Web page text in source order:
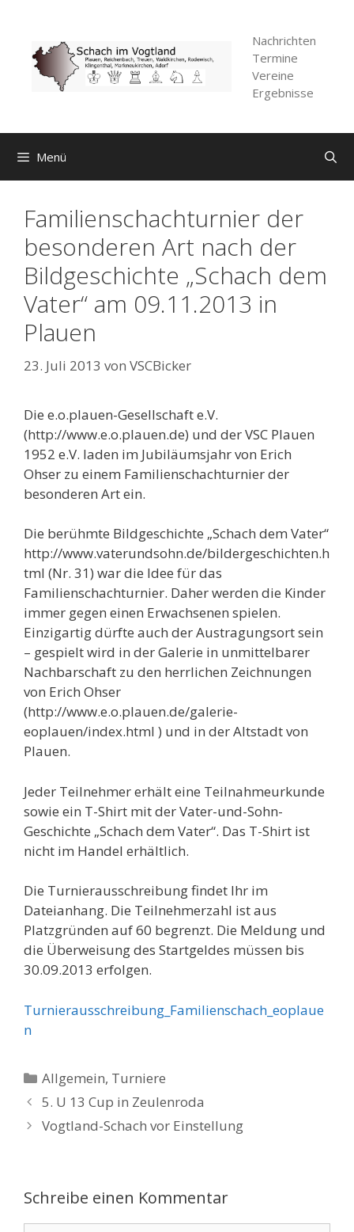
springen
Nachrichten
Termine
Vereine
Ergebnisse
Menü
Familienschachturnier der
besonderen Art nach der
Bildgeschichte „Schach dem
Vater“ am 09.11.2013 in
Plauen
23. Juli 2013 von VSCBicker
Die e.o.plauen-Gesellschaft e.V.
(http://www.e.o.plauen.de) und der VSC Plauen
1952 e.V. laden im Jubiläumsjahr von Erich
Ohser zu einem Familienschachturnier der
besonderen Art ein.
Die berühmte Bildgeschichte „Schach dem Vater“
http://www.vaterundsohn.de/bildergeschichten.h
tml (Nr. 31) war die Idee für das
Familienschachturnier. Daher werden die Kinder
immer gegen einen Erwachsenen spielen.
Einzigartig dürfte auch der Austragungsort sein
– gespielt wird in der Galerie in unmittelbarer
Nachbarschaft zu den herrlichen Zeichnungen
von Erich Ohser
(http://www.e.o.plauen.de/galerie-
eoplauen/index.html ) und in der Altstadt von
Plauen.
Jeder Teilnehmer erhält eine Teilnahmeurkunde
sowie ein T-Shirt mit der Vater-und-Sohn-
Geschichte „Schach dem Vater“. Das T-Shirt ist
nicht im Handel erhältlich.
Die Turnierausschreibung findet Ihr im
Dateianhang. Die Teilnehmerzahl ist aus
Platzgründen auf 60 begrenzt. Die Meldung und
die Überweisung des Startgeldes müssen bis
30.09.2013 erfolgen.
Turnierausschreibung_Familienschach_eoplaue
n
Kategorien
Allgemein, Turniere
5. U 13 Cup in Zeulenroda
Vogtland-Schach vor Einstellung
Schreibe einen Kommentar